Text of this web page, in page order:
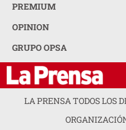
PREMIUM
OPINION
GRUPO OPSA
LA PRENSA TODOS LOS